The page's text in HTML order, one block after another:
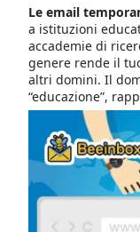
Le email
a istituzioni
accademie di
genere rende il
altri domini. Il
“educazione”,